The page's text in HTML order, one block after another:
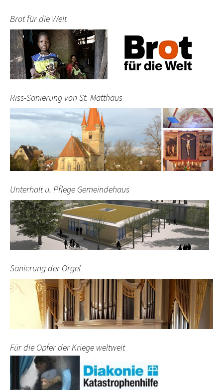
Brot für die Welt
Riss-Sanierung von St. Matthäus
Unterhalt u. Pflege Gemeindehaus
Sanierung der Orgel
Für die Opfer der Kriege weltweit